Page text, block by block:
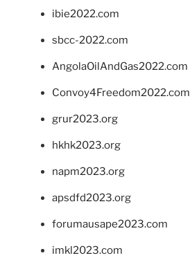
ibie2022.com
sbcc-2022.com
AngolaOilAndGas2022.com
Convoy4Freedom2022.com
grur2023.org
hkhk2023.org
napm2023.org
apsdfd2023.org
forumausape2023.com
imkl2023.com